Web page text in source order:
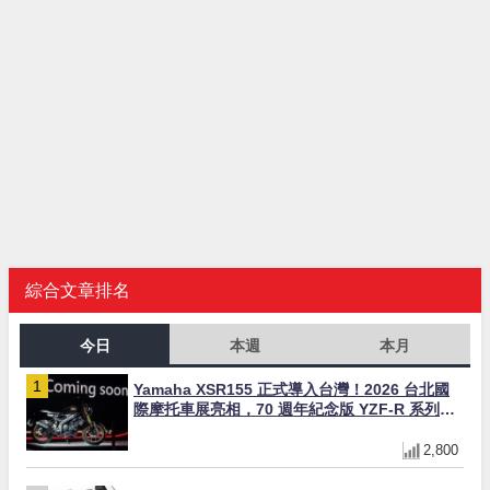
綜合文章排名
今日 本週 本月
Yamaha XSR155 正式導入台灣！2026 台北國
際摩托車展亮相，70 週年紀念版 YZF-R 系列限
2,800